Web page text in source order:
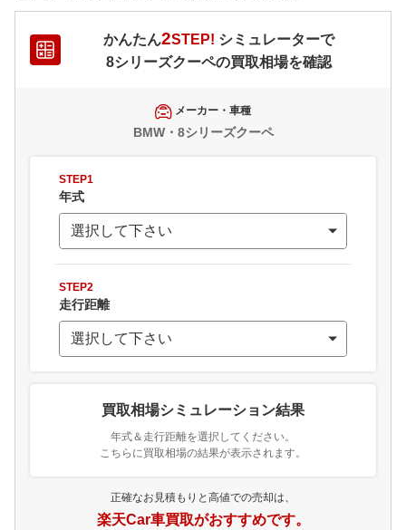
かんたん2STEP! シミュレーターで
8シリーズクーペの買取相場を確認
メーカー・車種
BMW・8シリーズクーペ
STEP1
年式
STEP2
走行距離
買取相場シミュレーション結果
年式＆走行距離を選択してください。
こちらに買取相場の結果が表示されます。
正確なお見積もりと高値での売却は、
楽天Car車買取がおすすめです。